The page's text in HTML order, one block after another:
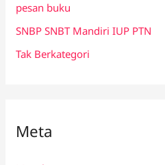
pesan buku
SNBP SNBT Mandiri IUP PTN
Tak Berkategori
Meta